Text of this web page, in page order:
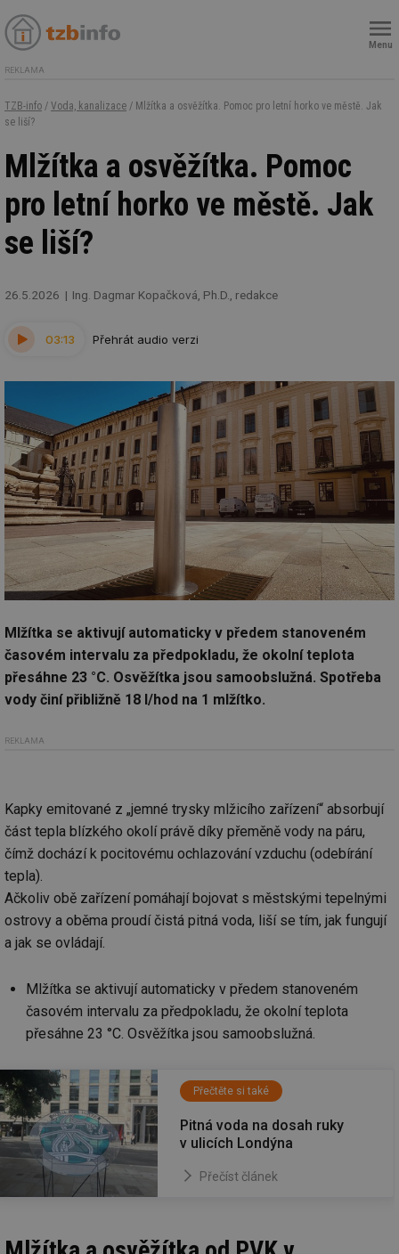
Menu
REKLAMA
TZB-info / Voda, kanalizace / Mlžítka a osvěžítka. Pomoc pro letní horko ve městě. Jak
se liší?
Mlžítka a osvěžítka. Pomoc
pro letní horko ve městě. Jak
se liší?
26.5.2026 Ing. Dagmar Kopačková, Ph.D., redakce
03:13 Přehrát audio verzi
Mlžítka se aktivují automaticky v předem stanoveném
časovém intervalu za předpokladu, že okolní teplota
přesáhne 23 °C. Osvěžítka jsou samoobslužná. Spotřeba
vody činí přibližně 18 l/hod na 1 mlžítko.
REKLAMA
Kapky emitované z „jemné trysky mlžicího zařízení“ absorbují
část tepla blízkého okolí právě díky přeměně vody na páru,
čímž dochází k pocitovému ochlazování vzduchu (odebírání
tepla).
Ačkoliv obě zařízení pomáhají bojovat s městskými tepelnými
ostrovy a oběma proudí čistá pitná voda, liší se tím, jak fungují
a jak se ovládají.
Mlžítka se aktivují automaticky v předem stanoveném
časovém intervalu za předpokladu, že okolní teplota
přesáhne 23 °C. Osvěžítka jsou samoobslužná.
Přečtěte si také
Pitná voda na dosah ruky
v ulicích Londýna
Přečíst článek